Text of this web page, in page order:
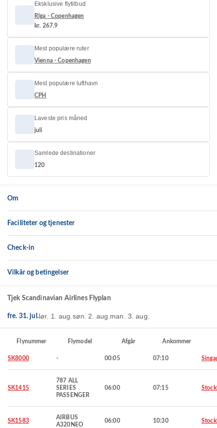
Eksklusive flytilbud
Rīga - Copenhagen
kr. 267.9
Mest populære ruter
Vienna - Copenhagen
Mest populære lufthavn
CPH
Laveste pris måned
juli
Samlede destinationer
120
Om
Faciliteter og tjenester
Check-in
Vilkår og betingelser
Tjek Scandinavian Airlines Flyplan
fre. 31. jul.lør. 1. aug. søn. 2. aug. man. 3. aug.
Flynummer Flymodel Afgår Ankommer
SK8000 - 00:05 07:10
SK1415
787 ALL
SERIES
PASSENGER
06:00 07:15
SK1583
AIRBUS
A320NEO
06:00 10:30